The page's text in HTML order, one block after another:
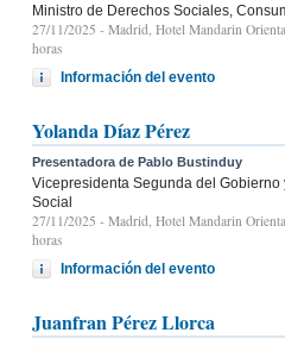
Ministro de Derechos Sociales,
27/11/2025 - Madrid, Hotel Mandarin
horas
Información del evento
Yolanda Díaz Pérez
Presentadora de Pablo Bustinduy
Vicepresidenta Segunda del
Social
27/11/2025 - Madrid, Hotel Mandarin
horas
Información del evento
Juanfran Pérez Llorca